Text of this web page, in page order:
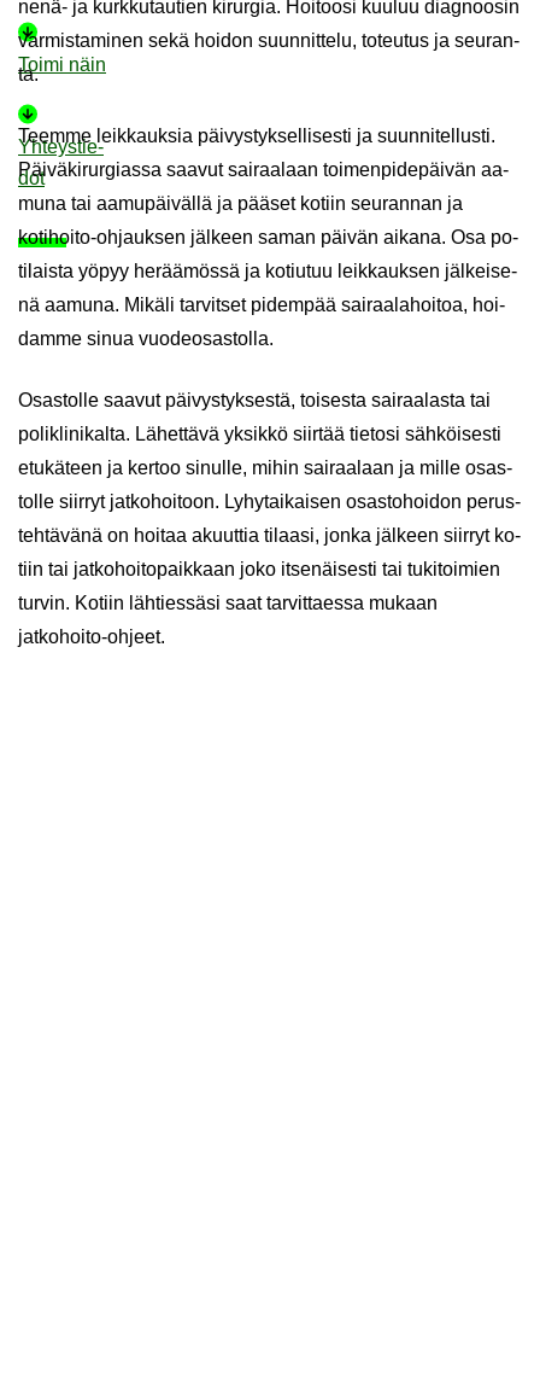
Toimi näin
Yh­teys­tie­
dot
nenä- ja kurk­ku­tau­tien ki­rur­gia. Hoi­too­si kuu­luu diag­noo­sin
var­mis­ta­mi­nen sekä hoi­don suun­nit­te­lu, to­teu­tus ja seu­ran­
ta.
Teem­me leik­kauk­sia päi­vys­tyk­sel­li­ses­ti ja suun­ni­tel­lus­ti.
Päi­vä­ki­rur­gias­sa saa­vut sai­raa­laan toi­men­pi­de­päi­vän aa­
mu­na tai aa­mu­päi­väl­lä ja pää­set ko­tiin seu­ran­nan ja
kotihoito-​ohjauksen jäl­keen saman päi­vän ai­ka­na. Osa po­
ti­lais­ta yöpyy he­rää­mös­sä ja ko­tiu­tuu leik­kauk­sen jäl­kei­se­
nä aa­mu­na. Mi­kä­li tar­vit­set pi­dem­pää sai­raa­la­hoi­toa, hoi­
dam­me sinua vuo­deo­sas­tol­la.
Osas­tol­le saa­vut päi­vys­tyk­ses­tä, toi­ses­ta sai­raa­las­ta tai
po­likli­ni­kal­ta. Lä­het­tä­vä yk­sik­kö siir­tää tie­to­si säh­köi­ses­ti
etu­kä­teen ja ker­too si­nul­le, mihin sai­raa­laan ja mille osas­
tol­le siir­ryt jat­ko­hoi­toon. Ly­hy­tai­kai­sen osas­to­hoi­don pe­rus­
teh­tä­vä­nä on hoi­taa akuut­tia ti­laa­si, jonka jäl­keen siir­ryt ko­
tiin tai jat­ko­hoi­to­paik­kaan joko it­se­näi­ses­ti tai tu­ki­toi­mien
tur­vin. Ko­tiin läh­ties­sä­si saat tar­vit­taes­sa mu­kaan
jatkohoito-​ohjeet.